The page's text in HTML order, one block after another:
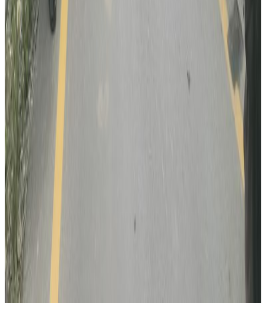
कुवेतमा ड्रोन आक्रमणमा नेपालीको मृत्यु, मध्यपूर्व
तनावमा ज्यान गुमाउने नेपालीको संख्या दुई
२०२६ अगस्ट १
सुनसरी घटनामा सर्वदलीय बैठक: सरकारको
भूमिकामाथि विपक्षी दलहरूको प्रश्न
भौतिक पूर्वाधारमन्त्री आफैंले गाडि चलाएर उद्घाटन